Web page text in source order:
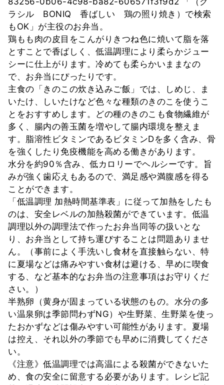
ラシル BONIQ 香ばしい 鶏の照り焼き）で検索
もOK」が主役のお弁当。
鶏もも肉の皮目をこんがりきつね色に焼いて脂を落
とすことで香ばしく、低温調理により柔らかジュー
シーに仕上がります。冷めても柔らかいままなの
で、お弁当にぴったりです。
主食の「きのこの炊き込みご飯」では、しめじ、ま
いたけ、しいたけなど色々な種類のきのこを使うこ
とをおすすめします。どの種のきのこも食物繊維が
多く、腸内の善玉菌を増やして腸内環境を整えま
す。脂溶性ビタミンであるビタミンDを多く含み、骨
を強くしたり免疫機能を高める働きがあります。
水分を約90％含み、低カロリーでヘルシーです。旨
みが強く歯応えもあるので、満足感や満腹感を得る
ことができます。
「低温調理 加熱時間基準表」に従って加熱をしたも
のは、安全レベルの加熱殺菌ができています。低温
調理以外の調理法で作ったお弁当同等の扱いとな
り、お弁当として持ち運びすることは問題ありませ
ん。（事前によく手洗いし食材を直接触らない、特
に夏場などは痛みやすい食材は避ける、早めに喫食
する、など基本的なお弁当の注意事項はお守りくだ
さい。）
半熟卵（黄身が固まっている状態のもの。水分の多
い温泉卵は季節問わずNG）や生野菜、生野菜を使っ
たおかずなどは傷みやすい可能性があります。夏場
は控え、それ以外の季節でも早めに消費してくださ
い。
《注意》低温調理では高温による殺菌ができないた
め、食の安全に留意する必要があります。レシピ記